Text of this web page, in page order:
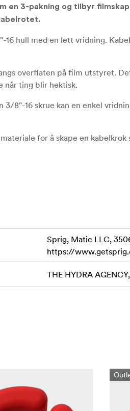
en 3-pakning og tilbyr
hull med en lett vridning.
overflaten på film utstyret.
når ting blir hektisk.
3/8"-16 skrue kan en enkel
for å skape en
Sprig, Matic LLC,
https://
THE HYDRA